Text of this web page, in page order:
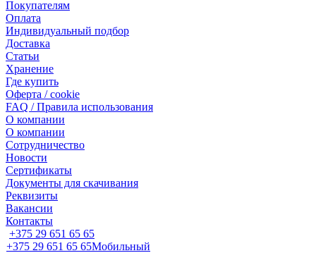
Покупателям
Оплата
Индивидуальный подбор
Доставка
Статьи
Хранение
Где купить
Оферта / cookie
FAQ / Правила использования
О компании
О компании
Сотрудничество
Новости
Сертификаты
Документы для скачивания
Реквизиты
Вакансии
Контакты
+375 29 651 65 65
+375 29 651 65 65Мобильный